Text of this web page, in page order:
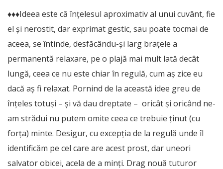
♦♦♦Ideea este că înțelesul aproximativ al unui cuvânt, fie
el și nerostit, dar exprimat gestic, sau poate tocmai de
aceea, se întinde, desfăcându-și larg brațele a
permanentă relaxare, pe o plajă mai mult lată decât
lungă, ceea ce nu este chiar în regulă, cum aș zice eu
dacă aș fi relaxat. Pornind de la această idee greu de
înțeles totuși – și vă dau dreptate – oricât și oricând ne-
am strădui nu putem omite ceea ce trebuie ținut (cu
forța) minte. Desigur, cu excepția de la regulă unde îl
identificăm pe cel care are acest prost, dar uneori
salvator obicei, acela de a minți. Drag nouă tuturor